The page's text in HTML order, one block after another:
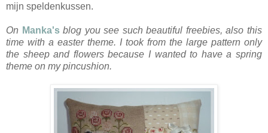
mijn speldenkussen.
On Manka'sblog you see such beautiful freebies, also this
time with a easter theme. I took from the large pattern only
the sheep and flowers because I wanted to have a spring
theme on my pincushion.